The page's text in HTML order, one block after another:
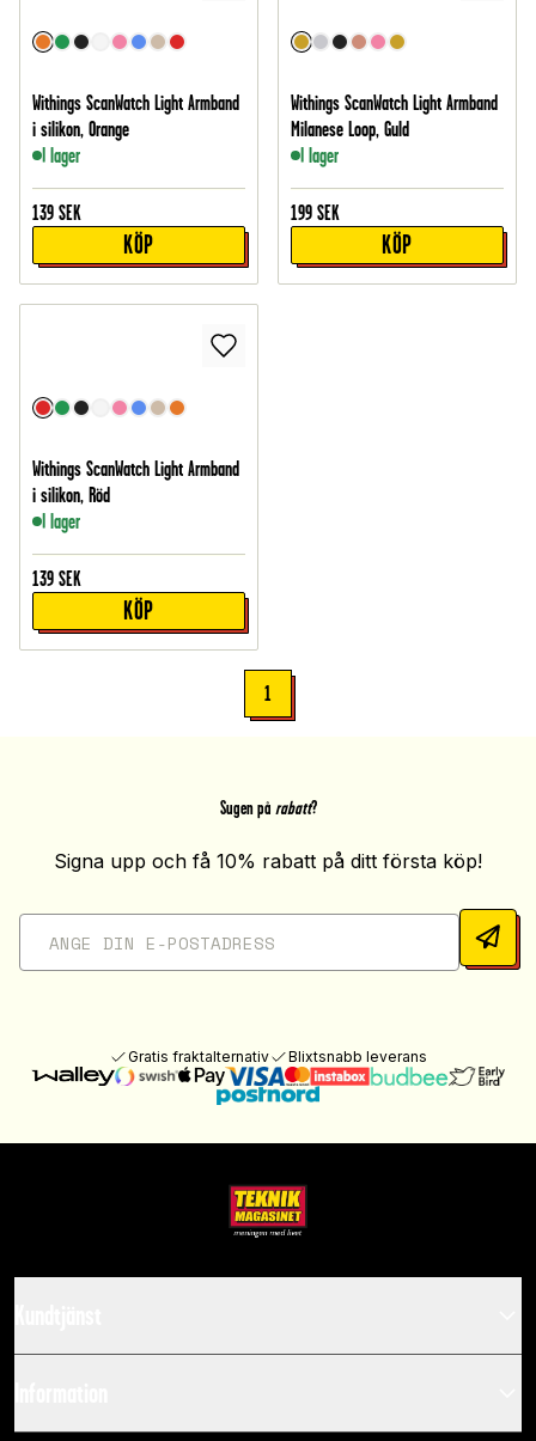
Withings ScanWatch Light Armband
i silikon, Orange
I lager
139 SEK
KÖP
Withings ScanWatch Light Armband
Milanese Loop, Guld
I lager
199 SEK
KÖP
Withings ScanWatch Light Armband
i silikon, Röd
I lager
139 SEK
KÖP
1
Sugen på rabatt?
Signa upp och få 10% rabatt på ditt första köp!
Gratis fraktalternativ Blixtsnabb leverans